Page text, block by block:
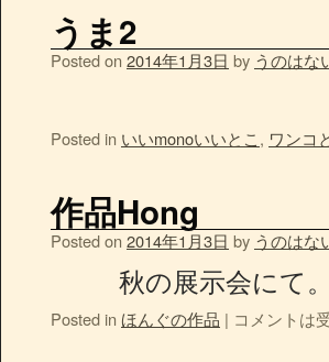
うま2
Posted on 2014年1月3日 by うのはな
Posted in いいmonoいいとこ , ワンコ
作品Hong
Posted on 2014年1月3日 by うのはな
秋の展示会にて
Posted in ほんぐの作品 | コメントは